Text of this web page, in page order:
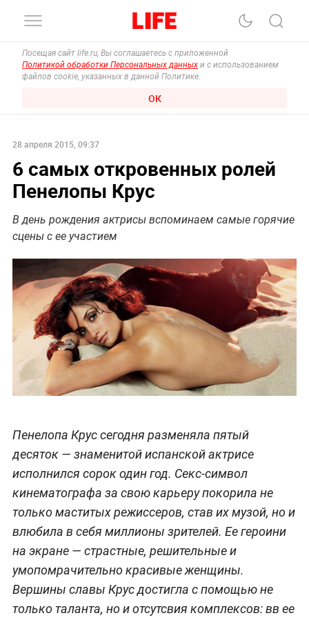
Посещая сайт life.ru, Вы соглашаетесь с приложенной
Политикой обработки Персональных данных и с использованием
файлов cookie, указанных в данной Политике.
ОК
28 апреля 2015, 09:37
6 самых откровенных ролей
Пенелопы Крус
В день рождения актрисы вспоминаем самые горячие
сцены с ее участием
Пенелопа Крус сегодня разменяла пятый
десяток — знаменитой испанской актрисе
исполнился сорок один год. Секс-символ
кинематографа за свою карьеру покорила не
только маститых режиссеров, став их музой, но и
влюбила в себя миллионы зрителей. Ее героини
на экране — страстные, решительные и
умопомрачительно красивые женщины.
Вершины славы Крус достигла с помощью не
только таланта, но и отсутсвия комплексов: вв ее